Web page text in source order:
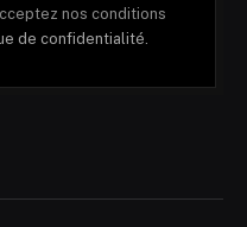
nos conditions
de confidentialité.